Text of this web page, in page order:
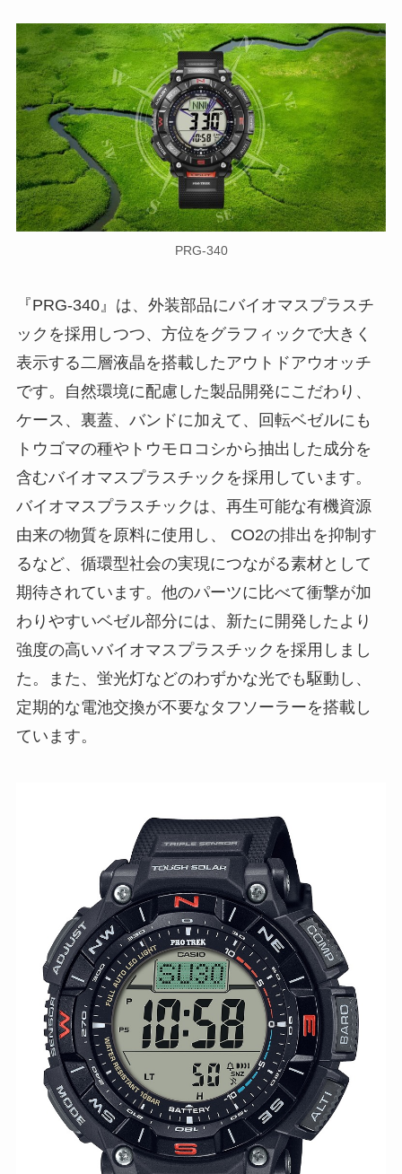
PRG-340
『PRG-340』は、外装部品にバイオマスプラスチ
ックを採用しつつ、方位をグラフィックで大きく
表示する二層液晶を搭載したアウトドアウオッチ
です。自然環境に配慮した製品開発にこだわり、
ケース、裏蓋、バンドに加えて、回転ベゼルにも
トウゴマの種やトウモロコシから抽出した成分を
含むバイオマスプラスチックを採用しています。
バイオマスプラスチックは、再生可能な有機資源
由来の物質を原料に使用し、 CO2の排出を抑制す
るなど、循環型社会の実現につながる素材として
期待されています。他のパーツに比べて衝撃が加
わりやすいベゼル部分には、新たに開発したより
強度の高いバイオマスプラスチックを採用しまし
た。また、蛍光灯などのわずかな光でも駆動し、
定期的な電池交換が不要なタフソーラーを搭載し
ています。